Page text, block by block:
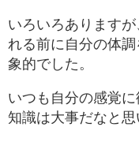
いろいろあります
れる前に自分の体
象的でした。
いつも自分の感覚
知識は大事だなと思